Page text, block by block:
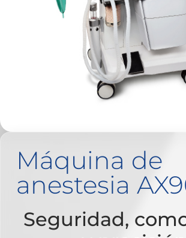
Máquina de
anestesia
Seguridad,